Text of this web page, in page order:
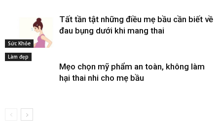
Sức Khỏe
Tất tần tật những điều mẹ bầu cần biết về
đau bụng dưới khi mang thai
Làm đẹp
Mẹo chọn mỹ phẩm an toàn, không làm
hại thai nhi cho mẹ bầu